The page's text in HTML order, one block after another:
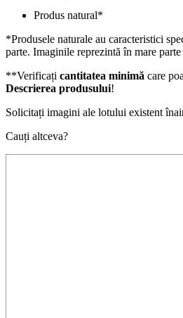
Produs natural*
*Produsele naturale au caracteristici
parte. Imaginile reprezintă în mare
**Verificați cantitatea minimă care
Descrierea produsului!
Solicitați imagini ale lotului existent
Cauți altceva?